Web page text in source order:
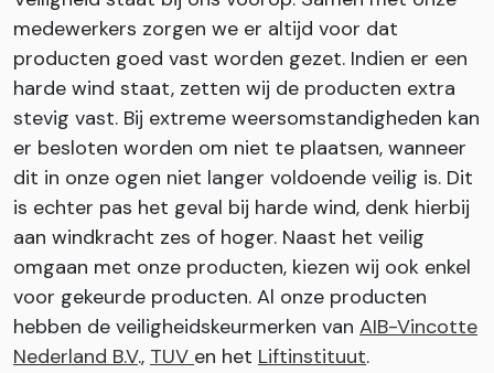
medewerkers zorgen we er altijd voor dat
producten goed vast worden gezet. Indien er een
harde wind staat, zetten wij de producten extra
stevig vast. Bij extreme weersomstandigheden kan
er besloten worden om niet te plaatsen, wanneer
dit in onze ogen niet langer voldoende veilig is. Dit
is echter pas het geval bij harde wind, denk hierbij
aan windkracht zes of hoger. Naast het veilig
omgaan met onze producten, kiezen wij ook enkel
voor gekeurde producten. Al onze producten
hebben de veiligheidskeurmerken van AIB-Vincotte
Nederland B.V., TUV en het Liftinstituut.